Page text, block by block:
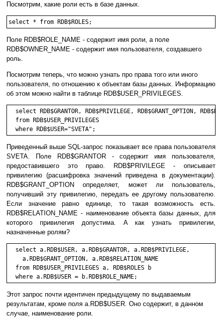
Посмотрим, какие роли есть в базе данных.
select * from RDB$ROLES;
Поле RDB$ROLE_NAME - содержит имя роли, а поле
RDB$OWNER_NAME - содержит имя пользователя, создавшего
роль.
Посмотрим теперь, что можно узнать про права того или иного
пользователя, по отношению к объектам базы данных. Информацию
об этом можно найти в таблице RDB$USER_PRIVILEGES.
select RDB$GRANTOR, RDB$PRIVILEGE, RDB$GRANT_OPTION,
  from RDB$USER_PRIVILEGES
Приведенный выше SQL-запрос показывает все права пользователя
SVETA. Поле RDB$GRANTOR - содержит имя пользователя,
предоставившего это право. RDB$PRIVILEGE - описывает
привилегию (расшифровка значений приведена в документации).
RDB$GRANT_OPTION определяет, может ли пользователь,
получивший эту привилегию, передать ее другому пользователю.
Если значение равно единице, то такая возможность есть.
RDB$RELATION_NAME - наименование объекта базы данных, для
которого привилегия допустима. А как узнать привилегии,
назначенные ролям?
  select a.RDB$USER, a.RDB$GRANTOR, a.RDB$PRIVILEGE,
    a.RDB$GRANT_OPTION, a.RDB$RELATION_NAME
  from RDB$USER_PRIVILEGES a, RDB$ROLES b
Этот запрос почти идентичен предыдущему по выдаваемым
результатам, кроме поля a.RDB$USER. Оно содержит, в данном
случае, наименование роли.